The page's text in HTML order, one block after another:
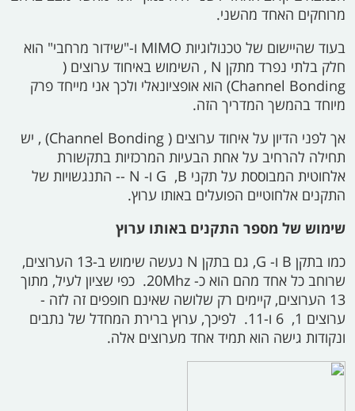
מרוחקים האחד מהשני.
בעוד שהיישום של טכנולוגיות MIMO ו-"שידור מרחבי" הוא
חלק בלתי נפרד מתקן N , השימוש באיחוד ערוצים (
Channel Bonding) הוא אופציונאלי ולכך אני מייחד פרק
מיוחד בהמשך המדריך הזה.
אך לפני הדיון על איחוד ערוצים ( Channel Bonding) , יש
תחילה להרחיב על אחת הבעיות המרכזיות בתקשורת
אלחוטית המבוססת על תקני B, ו- N --
התנגשויות של
התקנים אלחוטיים הפועלים באותו ערוץ.
שימוש של מספר התקנים באותו ערוץ
כמו בתקן B ו- G, גם בתקן N
נעשה שימוש ב-13 הערוצים,
שרוחב כל אחד מהם הוא כ- 20Mhz.
כפי שציון לעיל, מתוך
13 הערוצים, קיימים רק שלושה שאינם חופפים זה לזה -
ערוצים 1,
ו-11. לפיכך, ערוץ ברירת המחדל של נתבים
ונקודות גישה הוא תמיד אחד מערוצים אלה.